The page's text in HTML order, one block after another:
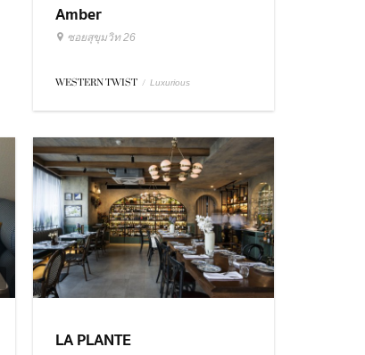
Amber
ซอยสุขุมวิท 26
WESTERN TWIST / Luxurious
LA PLANTE